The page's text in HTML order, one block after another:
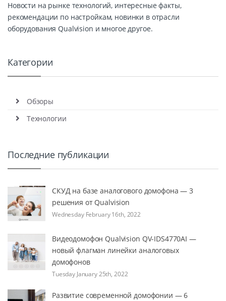
Новости на рынке технологий, интересные факты,
рекомендации по настройкам, новинки в отрасли
оборудования Qualvision и многое другое.
Категории
Обзоры
Технологии
Последние публикации
СКУД на базе аналогового домофона — 3
решения от Qualvision
Wednesday February 16th, 2022
Видеодомофон Qualvision QV-IDS4770AI —
новый флагман линейки аналоговых
домофонов
Tuesday January 25th, 2022
Развитие современной домофонии — 6